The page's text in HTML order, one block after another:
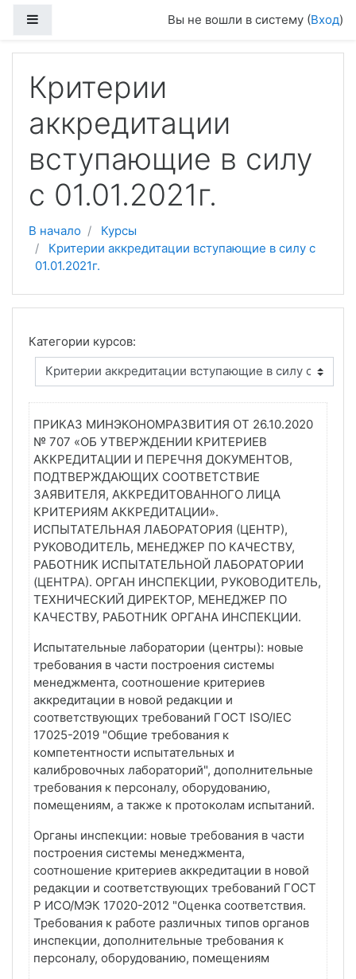
Вы не вошли в систему (Вход)
Критерии
аккредитации
вступающие в силу
с 01.01.2021г.
В начало
Курсы
Критерии аккредитации вступающие в силу с
01.01.2021г.
Категории курсов:
ПРИКАЗ МИНЭКОНОМРАЗВИТИЯ ОТ 26.10.2020
№ 707 «ОБ УТВЕРЖДЕНИИ КРИТЕРИЕВ
АККРЕДИТАЦИИ И ПЕРЕЧНЯ ДОКУМЕНТОВ,
ПОДТВЕРЖДАЮЩИХ СООТВЕТСТВИЕ
ЗАЯВИТЕЛЯ, АККРЕДИТОВАННОГО ЛИЦА
КРИТЕРИЯМ АККРЕДИТАЦИИ».
ИСПЫТАТЕЛЬНАЯ ЛАБОРАТОРИЯ (ЦЕНТР),
РУКОВОДИТЕЛЬ, МЕНЕДЖЕР ПО КАЧЕСТВУ,
РАБОТНИК ИСПЫТАТЕЛЬНОЙ ЛАБОРАТОРИИ
(ЦЕНТРА). ОРГАН ИНСПЕКЦИИ, РУКОВОДИТЕЛЬ,
ТЕХНИЧЕСКИЙ ДИРЕКТОР, МЕНЕДЖЕР ПО
КАЧЕСТВУ, РАБОТНИК ОРГАНА ИНСПЕКЦИИ.
Испытательные лаборатории (центры): новые
требования в части построения системы
менеджмента, соотношение критериев
аккредитации в новой редакции и
соответствующих требований ГОСТ ISO/IEC
17025-2019 "Общие требования к
компетентности испытательных и
калибровочных лабораторий", дополнительные
требования к персоналу, оборудованию,
помещениям, а также к протоколам испытаний.
Органы инспекции: новые требования в части
построения системы менеджмента,
соотношение критериев аккредитации в новой
редакции и соответствующих требований ГОСТ
Р ИСО/МЭК 17020-2012 "Оценка соответствия.
Требования к работе различных типов органов
инспекции, дополнительные требования к
персоналу, оборудованию, помещениям